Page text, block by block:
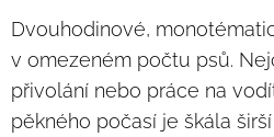
Dvouhodinové,
v omezeném počtu psů.
přivolání nebo práce na
pěkného počasí je škála